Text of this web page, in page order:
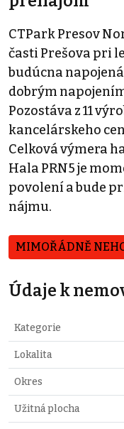
CTPark Presov
časti Prešova pri
budúcna
dobrým
Pozostáva z 11
kancelárskeho
Celková výmera
Hala PRN5 je
povolení a bude
nájmu.
MIMOŘÁDNĚ
Údaje k
Kategorie
Lokalita
Okres
Užitná plocha